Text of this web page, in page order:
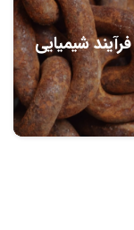
شیمیایی